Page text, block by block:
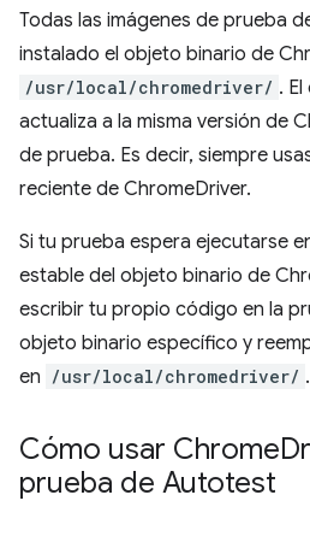
Todas las imágenes de prueba
instalado el objeto binario de
/usr/local/chromedriver/ .
actualiza a la misma versión de
de prueba. Es decir, siempre
reciente de ChromeDriver.
Si tu prueba espera ejecutarse
estable del objeto binario de
escribir tu propio código en la
objeto binario específico y
en /usr/local/chromedriver/ .
Cómo usar Chrome
prueba de Autotest